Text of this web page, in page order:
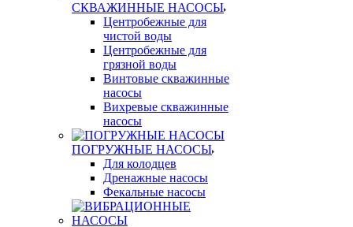
СКВАЖИННЫЕ НАСОСЫ
Центробежные для
чистой воды
Центробежные для
грязной воды
Винтовые скважинные
насосы
Вихревые скважинные
насосы
ПОГРУЖНЫЕ НАСОСЫ
Для колодцев
Дренажные насосы
Фекальные насосы